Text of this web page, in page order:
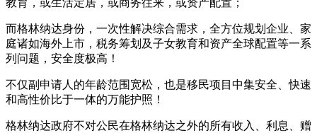
而格林纳达身份，一次性解决综合需求，全方位规划企业、家
庭诸如海外上市，税务筹划及子女教育和资产全球配置等一系
列问题，安全度极高！
不仅副申请人的年龄范围宽松，也是移民项目中集安全、快速
和高性价比于一体的万能护照！
格林纳达政府不对公民在格林纳达之外的所有收入、利息、赠